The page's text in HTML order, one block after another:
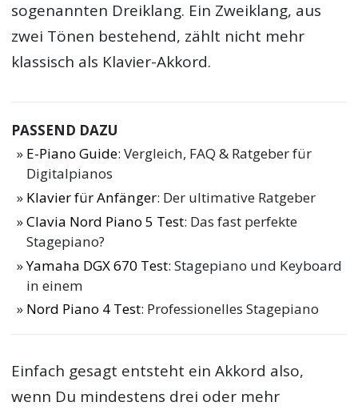
sogenannten Dreiklang. Ein Zweiklang, aus
zwei Tönen bestehend, zählt nicht mehr
klassisch als Klavier-Akkord.
PASSEND DAZU
E-Piano Guide: Vergleich, FAQ & Ratgeber für
Digitalpianos
Klavier für Anfänger: Der ultimative Ratgeber
Clavia Nord Piano 5 Test: Das fast perfekte
Stagepiano?
Yamaha DGX 670 Test: Stagepiano und Keyboard
in einem
Nord Piano 4 Test: Professionelles Stagepiano
Einfach gesagt entsteht ein Akkord also,
wenn Du mindestens drei oder mehr